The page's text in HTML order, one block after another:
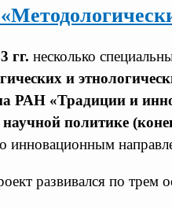
гг. несколько
и
РАН «Традиции и
научной политике
инновационным
развивался по трем